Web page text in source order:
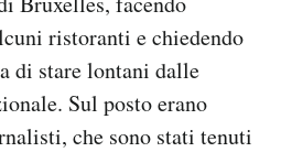
ristoranti e chiedendo
di stare lontani dalle
Sul posto erano
che sono stati tenuti